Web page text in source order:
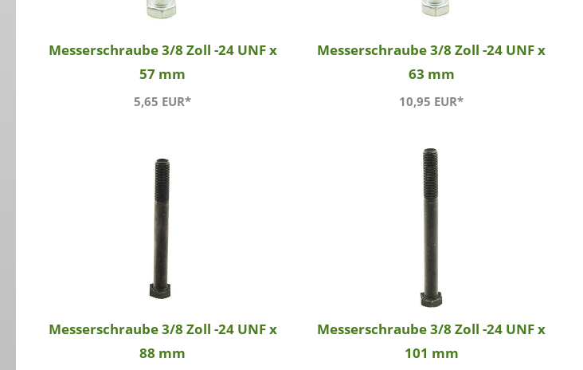
Messerschraube 3/8 Zoll -24 UNF x
57 mm
5,65 EUR*
Messerschraube 3/8 Zoll -24 UNF x
63 mm
10,95 EUR*
Messerschraube 3/8 Zoll -24 UNF x
88 mm
Messerschraube 3/8 Zoll -24 UNF x
101 mm